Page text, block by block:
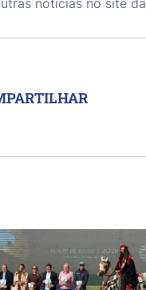
notícias no site da